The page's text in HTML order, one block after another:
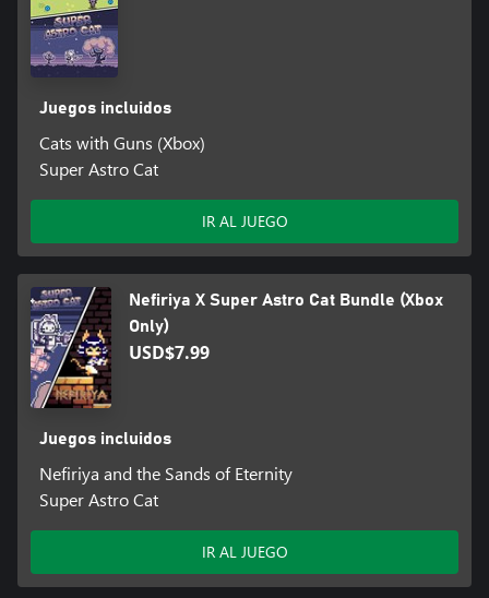
Juegos incluidos
Cats with Guns (Xbox)
Super Astro Cat
IR AL JUEGO
Nefiriya X Super Astro Cat Bundle (Xbox
Only)
USD$7.99
Juegos incluidos
Nefiriya and the Sands of Eternity
Super Astro Cat
IR AL JUEGO